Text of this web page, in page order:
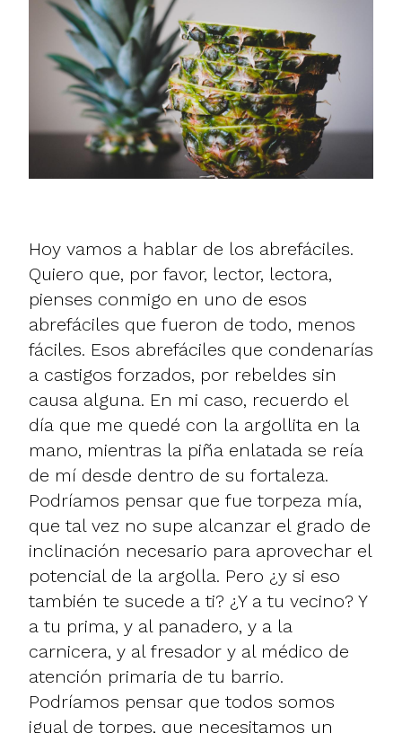
Hoy vamos a hablar de los abrefáciles.
Quiero que, por favor, lector, lectora,
pienses conmigo en uno de esos
abrefáciles que fueron de todo, menos
fáciles. Esos abrefáciles que condenarías
a castigos forzados, por rebeldes sin
causa alguna. En mi caso, recuerdo el
día que me quedé con la argollita en la
mano, mientras la piña enlatada se reía
de mí desde dentro de su fortaleza.
Podríamos pensar que fue torpeza mía,
que tal vez no supe alcanzar el grado de
inclinación necesario para aprovechar el
potencial de la argolla. Pero ¿y si eso
también te sucede a ti? ¿Y a tu vecino? Y
a tu prima, y al panadero, y a la
carnicera, y al fresador y al médico de
atención primaria de tu barrio.
Podríamos pensar que todos somos
igual de torpes, que necesitamos un